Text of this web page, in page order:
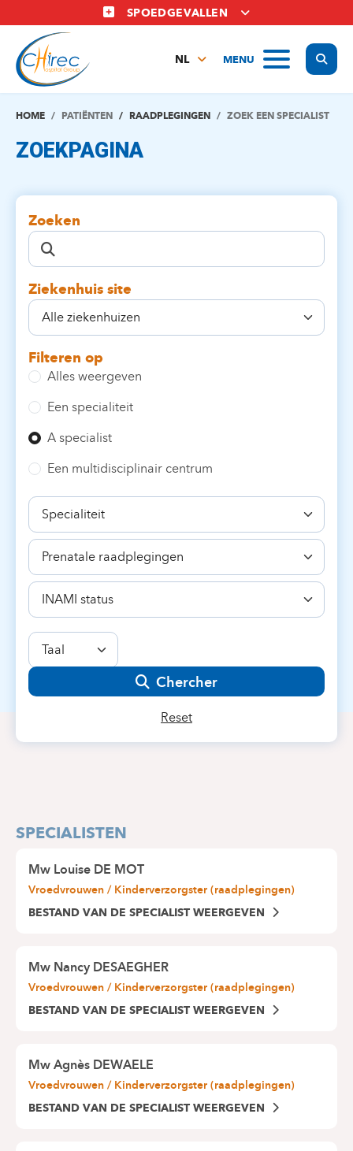
en
naar
inhoud
gaan
SPOEDGEVALLEN
MENU
NL
EN
HOME PATIËNTEN RAADPLEGINGEN ZOEK EEN SPECIALIST
ZOEKPAGINA
Zoeken
Ziekenhuis site
Filteren op
Alles weergeven
Een specialiteit
A specialist
Een multidisciplinair centrum
Specialiteit
Bekwaamheid
INAMI
status
Taal
Chercher
Reset
SPECIALISTEN
MwLouise DE MOT
Vroedvrouwen / Kinderverzorgster (raadplegingen)
BESTAND VAN DE SPECIALIST WEERGEVEN
MwNancy DESAEGHER
Vroedvrouwen / Kinderverzorgster (raadplegingen)
BESTAND VAN DE SPECIALIST WEERGEVEN
MwAgnès DEWAELE
Vroedvrouwen / Kinderverzorgster (raadplegingen)
BESTAND VAN DE SPECIALIST WEERGEVEN